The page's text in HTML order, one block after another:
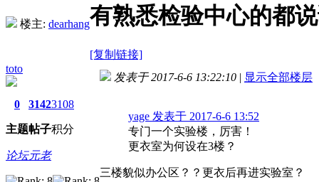
楼主: dearhang有熟悉检验中心的都
[复制链接]
toto
0
主题
3142
帖子
3108
积分
论坛元老
发表于 2017-6-6 13:22:10 | 显示全部楼层
yage 发表于 2017-6-6 13:52
专门一个实验楼，厉害！
更衣室为何设在3楼？
三楼貌似办公区？？更衣后再进实验室？